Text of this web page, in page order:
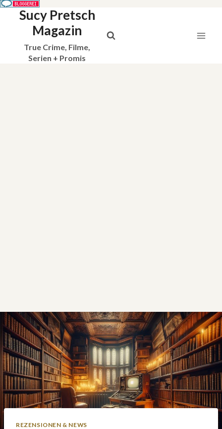
Sucy Pretsch
Magazin
True Crime, Filme,
Serien + Promis
REZENSIONEN & NEWS